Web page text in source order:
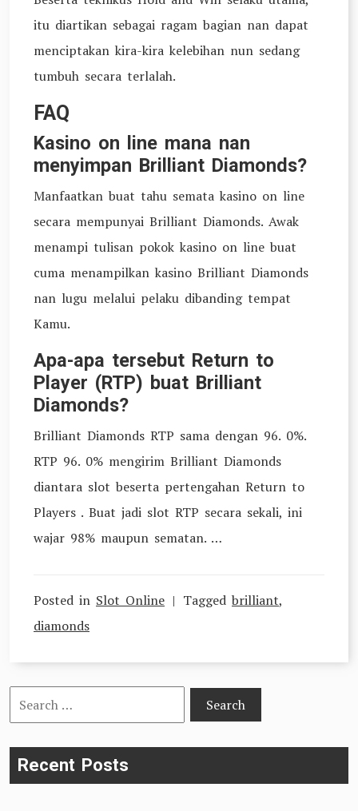
itu diartikan sebagai ragam bagian nan dapat
menciptakan kira-kira kelebihan nun sedang
tumbuh secara terlalah.
FAQ
Kasino on line mana nan
menyimpan Brilliant Diamonds?
Manfaatkan buat tahu semata kasino on line
secara mempunyai Brilliant Diamonds. Awak
menampi tulisan pokok kasino on line buat
cuma menampilkan kasino Brilliant Diamonds
nan lugu melalui pelaku dibanding tempat
Kamu.
Apa-apa tersebut Return to
Player (RTP) buat Brilliant
Diamonds?
Brilliant Diamonds RTP sama dengan 96. 0%.
RTP 96. 0% mengirim Brilliant Diamonds
diantara slot beserta pertengahan Return to
Players . Buat jadi slot RTP secara sekali, ini
wajar 98% maupun sematan. …
Posted in Slot Online Tagged brilliant,
diamonds
Search
for:
Recent Posts